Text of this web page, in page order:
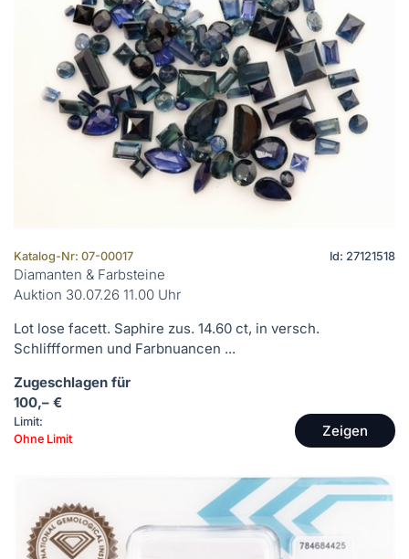
Katalog-Nr: 07-00017 Id: 27121518
Diamanten & Farbsteine
Auktion 30.07.26 11.00 Uhr
Lot lose facett. Saphire zus. 14.60 ct, in versch.
Schliffformen und Farbnuancen ...
Zugeschlagen für
100,– €
Limit:
Ohne Limit
Zeigen